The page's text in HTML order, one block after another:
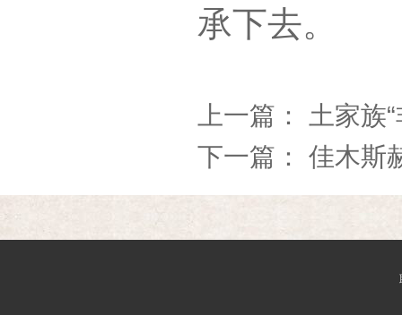
承下去。
上一篇： 土家族
下一篇： 佳木斯